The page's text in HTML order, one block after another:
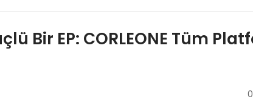
Bir EP: CORLEONE Tüm